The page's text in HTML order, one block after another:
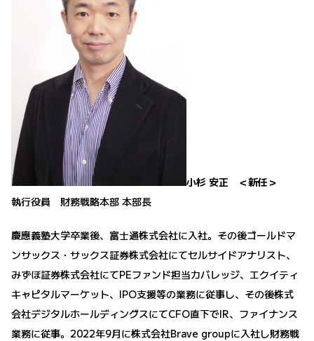
小杉 安正 ＜新任＞
執行役員 財務戦略本部 本部長
慶應義塾大学卒業後、富士通株式会社に入社。その後ゴールドマ
ンサックス・サックス証券株式会社にてセルサイドアナリスト、
みずほ証券株式会社にてPEファンド担当カバレッジ、エクイティ
キャピタルマーケット、IPO支援等の業務に従事し、その後株式
会社デジタルホールディングスにてCFO直下でIR、ファイナンス
業務に従事。2022年9月に株式会社Brave groupに入社し財務戦